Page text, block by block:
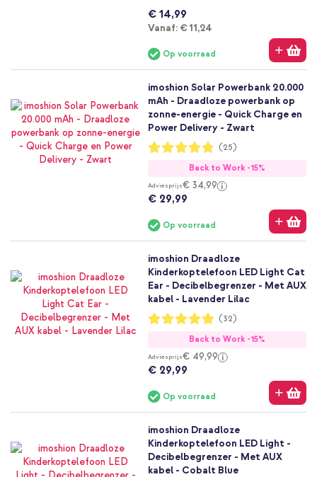
€ 14,99
Vanaf: Vanaf
€ 11,24
Op voorraad
Back to Work -15%
imoshion Solar Powerbank 20.000
mAh - Draadloze powerbank op
zonne-energie - Quick Charge en
Power Delivery - Zwart
Waardering:
96%
(25)
Adviesprijs€ 34,99
€ 29,99
Op voorraad
Back to Work -15%
imoshion Draadloze
Kinderkoptelefoon LED Light Cat
Ear - Decibelbegrenzer - Met AUX
kabel - Lavender Lilac
Waardering:
97%
(32)
Adviesprijs€ 49,99
€ 29,99
Op voorraad
imoshion Draadloze
Kinderkoptelefoon LED Light -
Decibelbegrenzer - Met AUX
kabel - Cobalt Blue